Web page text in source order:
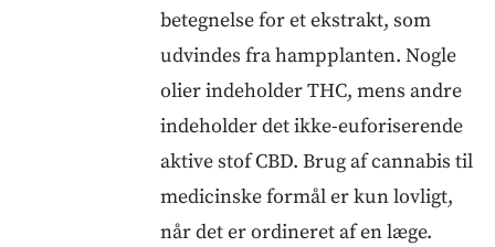
betegnelse for et ekstrakt, som
udvindes fra hampplanten. Nogle
olier indeholder THC, mens andre
indeholder det ikke-euforiserende
aktive stof CBD. Brug af cannabis til
medicinske formål er kun lovligt,
når det er ordineret af en læge.